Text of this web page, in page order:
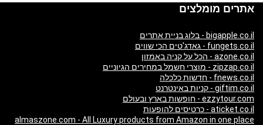
אתרים מומלצים
bigapple.co.il - בלוג בניית אתרים
fungets.co.il - גאדג'טים הכי שווים
azone.co.il - הכל על קניה באמזון
zipzap.co.il - מוצרי חשמל במחירים הגיוניים
fnews.co.il - חדשות כלכלה
giftim.co.il - קניות באינטרנט
ezzytour.com - חופשות בארץ ובעולם
aticket.co.il - כרטיסים להופעות
almaszone.com - All Luxury products from Amazon in one place